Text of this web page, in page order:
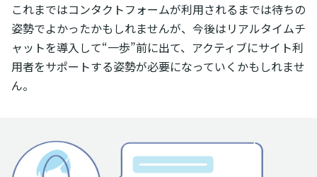
これまではコンタクトフォームが利用されるまでは待ちの
姿勢でよかったかもしれませんが、今後はリアルタイムチ
ャットを導入して“一歩”前に出て、アクティブにサイト利
用者をサポートする姿勢が必要になっていくかもしれませ
ん。